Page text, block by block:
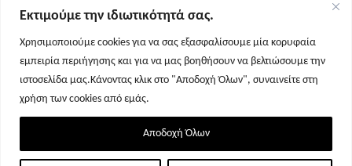
Εκτιμούμε την ιδιωτικότητά σας.
Χρησιμοποιούμε cookies για να σας εξασφαλίσουμε μία κορυφαία
εμπειρία περιήγησης και για να μας βοηθήσουν να βελτιώσουμε την
ιστοσελίδα μας.Κάνοντας κλικ στο "Αποδοχή Όλων", συναινείτε στη
χρήση των cookies από εμάς.
Αποδοχή Όλων
Σελίδα 1 Σελίδα 2 Σελίδα 3 Σελίδα 4